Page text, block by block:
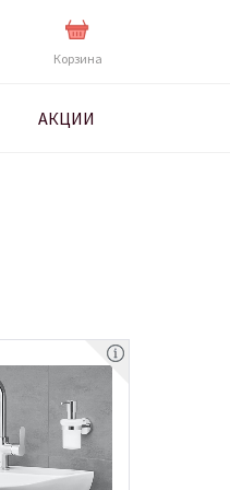
Корзина
АКЦИИ